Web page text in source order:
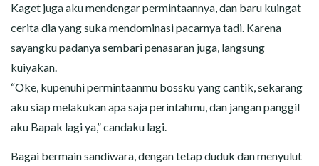
Kaget juga aku mendengar permintaannya, dan baru kuingat
cerita dia yang suka mendominasi pacarnya tadi. Karena
sayangku padanya sembari penasaran juga, langsung
kuiyakan.
“Oke, kupenuhi permintaanmu bossku yang cantik, sekarang
aku siap melakukan apa saja perintahmu, dan jangan panggil
aku Bapak lagi ya,” candaku lagi.
Bagai bermain sandiwara, dengan tetap duduk dan menyulut